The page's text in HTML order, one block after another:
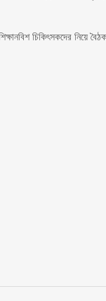
চিকিৎসকদের নিয়ে